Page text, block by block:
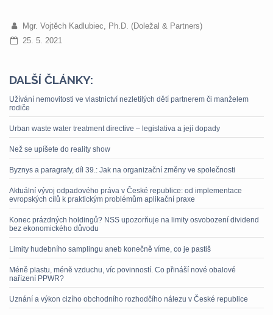
Mgr. Vojtěch Kadlubiec, Ph.D. (Doležal & Partners)
25. 5. 2021
DALŠÍ ČLÁNKY:
Užívání nemovitosti ve vlastnictví nezletilých dětí partnerem či manželem
rodiče
Urban waste water treatment directive – legislativa a její dopady
Než se upíšete do reality show
Byznys a paragrafy, díl 39.: Jak na organizační změny ve společnosti
Aktuální vývoj odpadového práva v České republice: od implementace
evropských cílů k praktickým problémům aplikační praxe
Konec prázdných holdingů? NSS upozorňuje na limity osvobození dividend
bez ekonomického důvodu
Limity hudebního samplingu aneb konečně víme, co je pastiš
Méně plastu, méně vzduchu, víc povinností. Co přináší nové obalové
nařízení PPWR?
Uznání a výkon cizího obchodního rozhodčího nálezu v České republice